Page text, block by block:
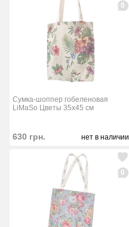
0
Сумка-шоппер гобеленовая
LiMaSo Цветы 35x45 см
630 грн. нет в наличии
0